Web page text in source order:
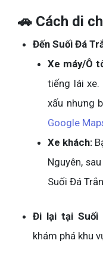
🚗 Cách di
Đến Suối Đá
Xe máy/Ô
tiếng lái
xấu nhưng
Google
Xe khách:
Nguyên,
Suối Đá
Đi lại tại Suối
khám phá khu